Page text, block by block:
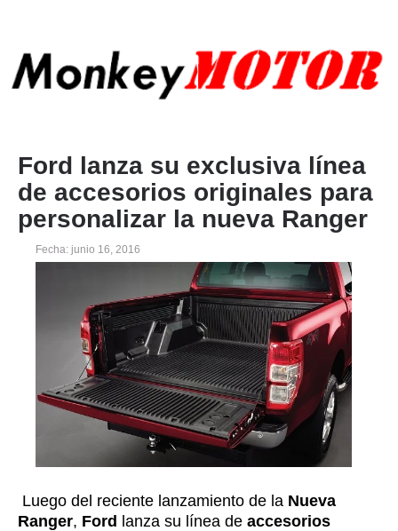
Ford lanza su exclusiva línea
de accesorios originales para
personalizar la nueva Ranger
Fecha: junio 16, 2016
Luego del reciente lanzamiento de la Nueva
Ranger, Ford lanza su línea de accesorios